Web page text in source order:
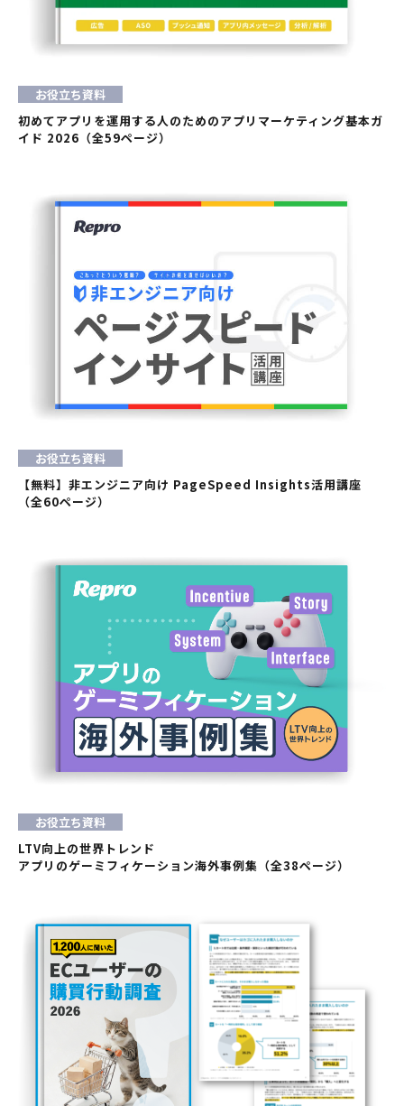
お役立ち資料
初めてアプリを運用する人のためのアプリマーケティング基本ガ
イド 2026（全59ページ）
お役立ち資料
【無料】非エンジニア向け PageSpeed Insights活用講座
（全60ページ）
お役立ち資料
LTV向上の世界トレンド
アプリのゲーミフィケーション海外事例集（全38ページ）